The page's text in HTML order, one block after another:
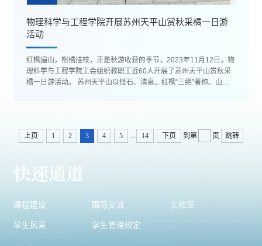
物理科学与工程学院开展苏州天平山赏秋采橘一日游
活动
红枫遍山，柑橘挂枝，正是秋游收获的季节，2023年11月12日，物
理科学与工程学院工会组织教职工近60人开展了苏州天平山赏秋采
橘一日游活动。 苏州天平山以怪石、清泉、红枫“三绝”著称。山上
上页 1 2 3 4 5 ... 14 下页 到第 页 跳转
快速通道
课程建设 国际交流 实验室
学生风采 学生管理规定